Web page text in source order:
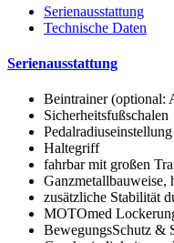
Serienausstattung
Technische Daten
Serienausstattung
Beintrainer (optional:
Sicherheitsfußschalen
Haltegriff
fahrbar mit großen
Ganzmetallbauweise,
zusätzliche Stabilität
MOTOmed
BewegungsSchutz &